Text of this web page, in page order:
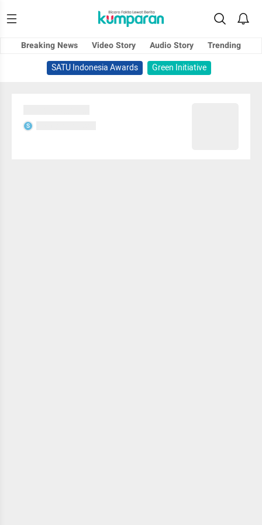
Breaking News Video Story Audio Story
Trending
SATU Indonesia Awards
Green Initiative
S